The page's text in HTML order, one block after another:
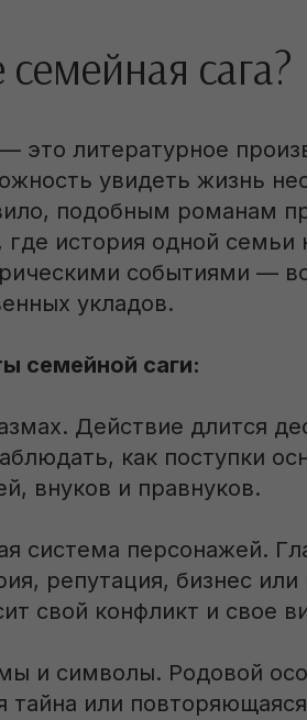
семейная сага?
это литературное
увидеть жизнь
подобным романам
где история одной семьи
событиями —
укладов.
семейной саги:
Действие длится
как поступки
внуков и правнуков.
система персонажей.
репутация, бизнес
свой конфликт и свое
и символы. Родовой
тайна или